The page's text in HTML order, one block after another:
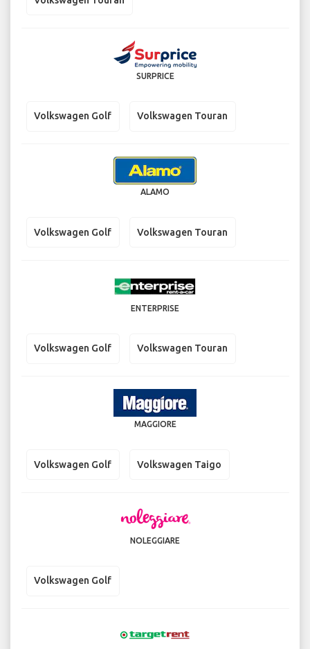
SURPRICE
Volkswagen Golf Volkswagen Touran
ALAMO
Volkswagen Golf Volkswagen Touran
ENTERPRISE
Volkswagen Golf Volkswagen Touran
MAGGIORE
Volkswagen Golf Volkswagen Taigo
NOLEGGIARE
Volkswagen Golf